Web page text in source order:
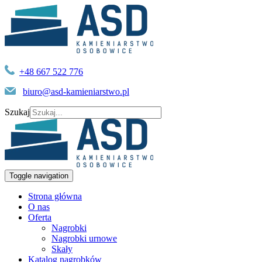
+48 667 522 776
biuro@asd-kamieniarstwo.pl
Szukaj
Toggle navigation
Strona główna
O nas
Oferta
Nagrobki
Nagrobki urnowe
Skały
Katalog nagrobków